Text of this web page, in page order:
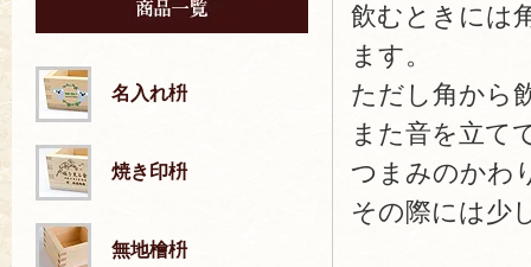
飲むときには
ます。
ただし角から
また音を立て
つまみのかわ
その際には少
名入れ枡
焼き印枡
無地檜枡